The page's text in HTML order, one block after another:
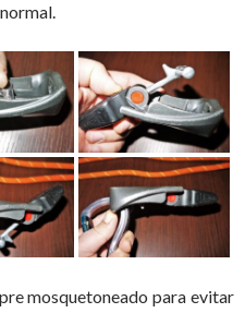
mosquetoneado para evitar